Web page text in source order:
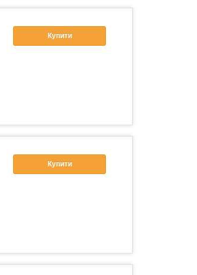
Купити
Купити